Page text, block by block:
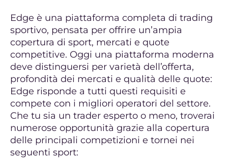
Edge è una piattaforma completa di trading
sportivo, pensata per offrire un’ampia
copertura di sport, mercati e quote
competitive. Oggi una piattaforma moderna
deve distinguersi per varietà dell’offerta,
profondità dei mercati e qualità delle quote:
Edge risponde a tutti questi requisiti e
compete con i migliori operatori del settore.
Che tu sia un trader esperto o meno, troverai
numerose opportunità grazie alla copertura
delle principali competizioni e tornei nei
seguenti sport: